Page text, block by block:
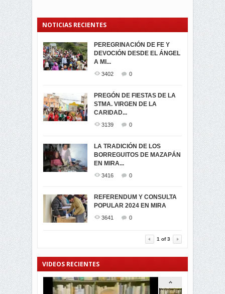
NOTICIAS RECIENTES
PEREGRINACIÓN DE FE Y
DEVOCIÓN DESDE EL ÁNGEL
A MI...
3402 0
PREGÓN DE FIESTAS DE LA
STMA. VIRGEN DE LA
CARIDAD...
3139 0
LA TRADICIÓN DE LOS
BORREGUITOS DE MAZAPÁN
EN MIRA...
3416 0
REFERENDUM Y CONSULTA
POPULAR 2024 EN MIRA
3641 0
PROCESIÓN DE LA VIRGEN
DE LA CARIDAD 2024
3063
-ENCENDIDO DEL ARBOL DE
...
MIRA
3442
TRIUNFO DE...
SEGUNDA VUELTA
ELECCIONES
PRESIDENCIALES 2023 EN
M...
ELECCION CRUCIAL:
SEGUNDA VUELTA
PRESIDENCIAL EL 1...
VIRTUALES ASAMBLEISTAS
POR LA PROVINCIA DEL
CARCHI...
MIRA.EC FUE
GALARDONADA
1 of3
VIDEOS RECIENTES